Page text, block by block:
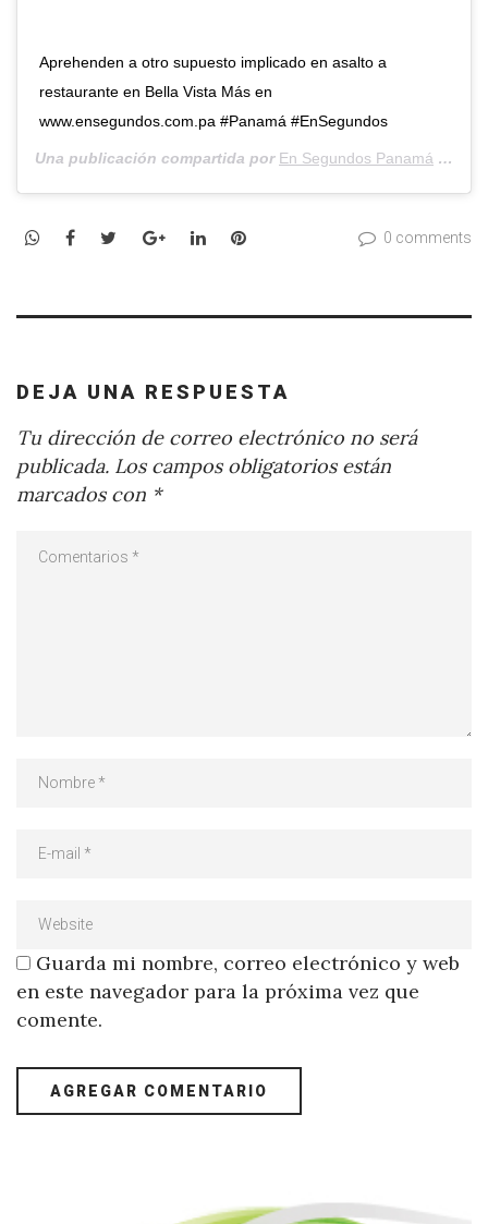
Aprehenden a otro supuesto implicado en asalto a
restaurante en Bella Vista Más en
www.ensegundos.com.pa #Panamá #EnSegundos
Una publicación compartida por En Segundos Panamá
WhatsApp
Facebook
TwitterGoogle+LinkedInPinterest 0 comments
DEJA UNA RESPUESTA
Tu dirección de correo electrónico no será
publicada. Los campos obligatorios están
marcados con *
Guarda mi nombre, correo electrónico y web
en este navegador para la próxima vez que
comente.